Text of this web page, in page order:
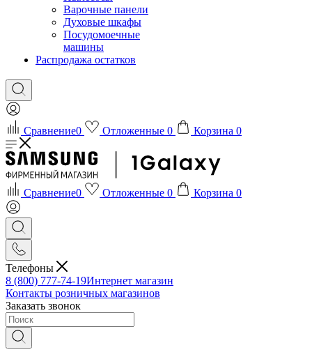
Варочные панели
Духовые шкафы
Посудомоечные
машины
Распродажа остатков
Сравнение0 Отложенные 0 Корзина 0
Сравнение0 Отложенные 0 Корзина 0
Телефоны
8 (800) 777-74-19Интернет магазин
Контакты розничных магазинов
Заказать звонок